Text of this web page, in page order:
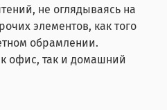
не оглядываясь на
элементов, как того
обрамлении.
офис, так и домашний